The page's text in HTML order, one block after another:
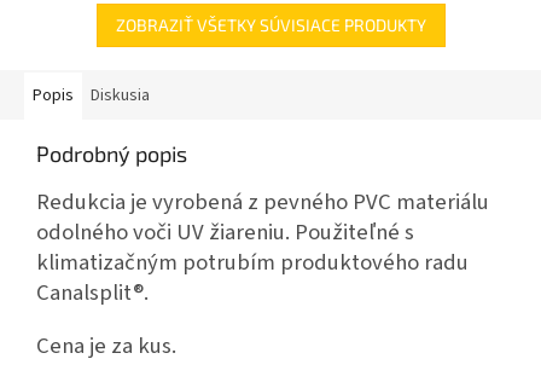
ZOBRAZIŤ VŠETKY SÚVISIACE PRODUKTY
Popis Diskusia
Podrobný popis
Redukcia je vyrobená z pevného PVC materiálu
odolného voči UV žiareniu. Použiteľné s
klimatizačným potrubím produktového radu
Canalsplit®.
Cena je za kus.